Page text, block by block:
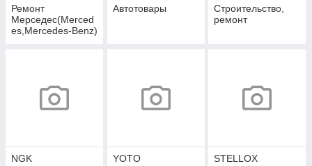
Ремонт
Мерседес(Merced
es,Mercedes-Benz)
Автотовары
Строительство,
ремонт
NGK YOTO STELLOX